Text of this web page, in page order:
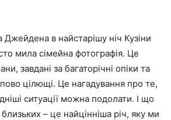
в найстарішу ніч Кузіни
мила сімейна фотографія. Це
завдані за багаторічні опіки та
цілющі. Це нагадування про те,
ситуації можна подолати. І що
– це найцінніша річ, яку ми